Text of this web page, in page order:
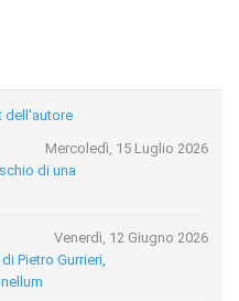
dell'autore
Mercoledì, 15 Luglio 2026
di una
Venerdì, 12 Giugno 2026
Pietro Gurrieri,